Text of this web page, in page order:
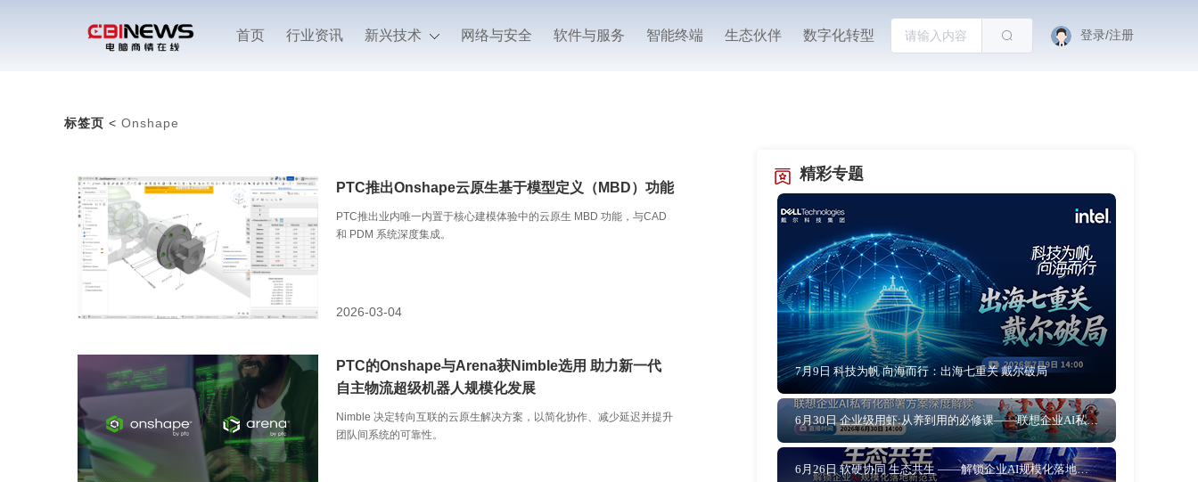
首页 行业资讯 新兴技术 网络与安全 软件与服务 智能终端 生态伙伴 数字化转型 登录/注册
标签页 < Onshape
PTC推出Onshape云原生基于模型定义（MBD）功能
PTC推出业内唯一内置于核心建模体验中的云原生 MBD 功能，与CAD
和 PDM 系统深度集成。
2026-03-04
PTC的Onshape与Arena获Nimble选用 助力新一代
自主物流超级机器人规模化发展
Nimble 决定转向互联的云原生解决方案，以简化协作、减少延迟并提升
团队间系统的可靠性。
精彩专题
7月9日 科技为帆 向海而行：出海七重关 戴尔破局
6月30日 企业级用虾:从养到用的必修课——联想企业AI私有化部署方案深度解读
6月26日 软硬协同 生态共生 ——解锁企业AI规模化落地新范式